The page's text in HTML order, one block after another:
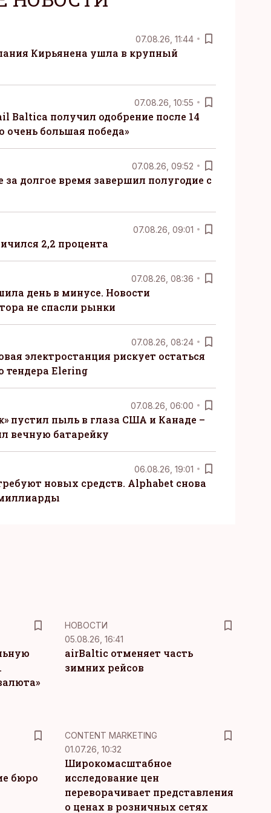
07.08.26, 11:44
Кирьянена ушла в крупный
07.08.26, 10:55
Baltica получил одобрение после 14
очень большая победа»
07.08.26, 09:52
долгое время завершил полугодие с
07.08.26, 09:01
2,2 процента
07.08.26, 08:36
день в минусе. Новости
не спасли рынки
07.08.26, 08:24
электростанция рискует остаться
тендера Elering
07.08.26, 06:00
пустил пыль в глаза США и Канаде –
вечную батарейку
06.08.26, 19:01
новых средств. Alphabet снова
НОВОСТИ
05.08.26, 16:41
airBaltic отменяет часть
зимних рейсов
бюро
KM
CONTENT MARKETING
01.07.26, 10:32
Широкомасштабное
исследование цен
переворачивает представления
о ценах в розничных сетях